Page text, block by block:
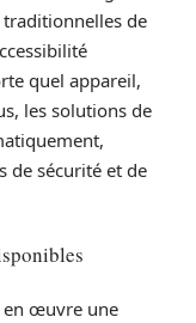
de
quel appareil,
les solutions de
de sécurité et de
en œuvre une